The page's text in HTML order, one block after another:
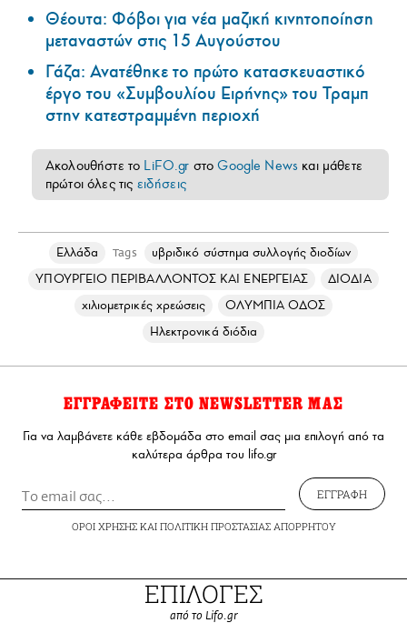
Θέουτα: Φόβοι για νέα μαζική κινητοποίηση
μεταναστών στις 15 Αυγούστου
Γάζα: Ανατέθηκε το πρώτο κατασκευαστικό
έργο του «Συμβουλίου Ειρήνης» του Τραμπ
στην κατεστραμμένη περιοχή
Ακολουθήστε το LiFO.gr στοGoogle News και μάθετε
πρώτοι όλες τις ειδήσεις
Ελλάδα Tags
υβριδικό σύστημα συλλογής διοδίων
ΥΠΟΥΡΓΕΙΟ ΠΕΡΙΒΑΛΛΟΝΤΟΣ ΚΑΙ ΕΝΕΡΓΕΙΑΣ
ΔΙΟΔΙΑ
χιλιομετρικές χρεώσεις
ΟΛΥΜΠΙΑ ΟΔΟΣ
Ηλεκτρονικά διόδια
ΕΓΓΡΑΦΕΙΤΕ ΣΤΟ NEWSLETTER ΜΑΣ
Για να λαμβάνετε κάθε εβδομάδα στο email σας μια επιλογή από τα
καλύτερα άρθρα του lifo.gr
ΕΓΓΡΑΦΗ
ΟΡΟΙ ΧΡΗΣΗΣΚΑΙ ΠΟΛΙΤΙΚΗ ΠΡΟΣΤΑΣΙΑΣ ΑΠΟΡΡΗΤΟΥ
ΕΠΙΛΟΓΕΣ
από το Lifo.gr